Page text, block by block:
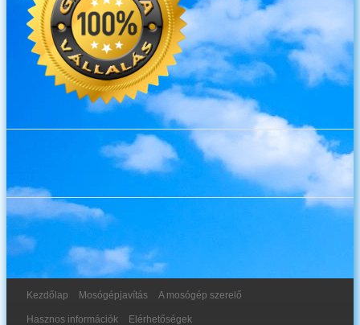
Kezdőlap Mosógépjavítás A mosógép szerelő
Hasznos információk Elérhetőségek